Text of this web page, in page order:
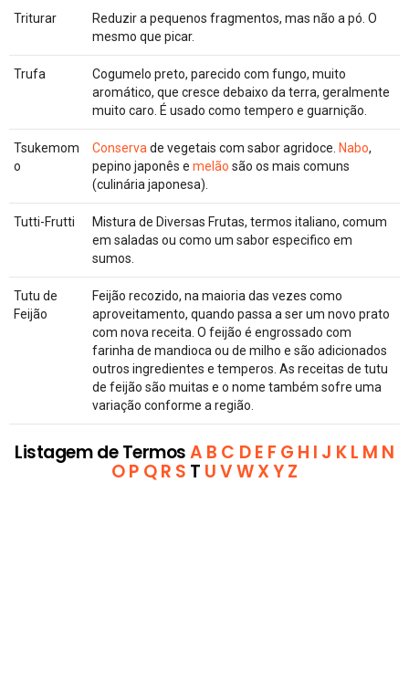
Triturar
Reduzir a pequenos fragmentos, mas não a pó. O
mesmo que picar.
Trufa
Cogumelo preto, parecido com fungo, muito
aromático, que cresce debaixo da terra, geralmente
muito caro. É usado como tempero e guarnição.
Tsukemom
o
Conserva de vegetais com sabor agridoce. Nabo,
pepino japonês e melão são os mais comuns
(culinária japonesa).
Tutti-Frutti
Mistura de Diversas Frutas, termos italiano, comum
em saladas ou como um sabor especifico em
sumos.
Tutu de
Feijão
Feijão recozido, na maioria das vezes como
aproveitamento, quando passa a ser um novo prato
com nova receita. O feijão é engrossado com
farinha de mandioca ou de milho e são adicionados
outros ingredientes e temperos. As receitas de tutu
de feijão são muitas e o nome também sofre uma
variação conforme a região.
Listagem de TermosA B C D E F G H I J K L M N
OP Q R S T UVW XY Z